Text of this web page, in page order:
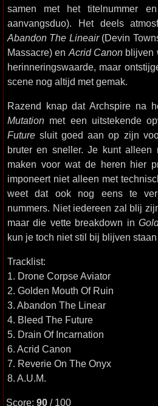
samen met het titelnummer
aanvangsduo). Het deels
Abandon The Lineair(Devin
Massacre) en Acrid Canonblijven
herinneringswaarde, maar
scene nog altijd met gemak.
Razend knap dat Archspire na
Mutation met een uitstekende
Future sluit goed aan op zijn
bruter en sneller. Je kunt alleen
maken voor wat de heren hier
imponeert niet alleen met
weet dat ook nog eens te
nummers. Niet iedereen zal blij
maar die vette breakdown in
kun je toch niet stil bij blijven
Tracklist:
1. Drone Corpse Aviator
2. Golden Mouth Of Ruin
3. Abandon The Linear
4. Bleed The Future
5. Drain Of Incarnation
6. Acrid Canon
7. Reverie On The Onyx
8. A.U.M.
Score: 90 / 100